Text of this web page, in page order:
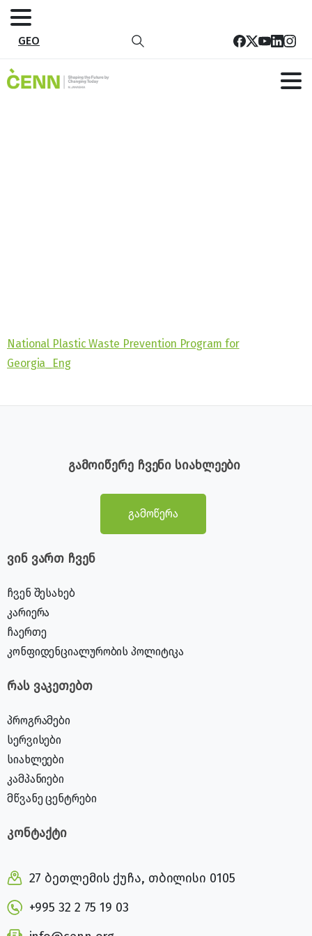
GEO
National Plastic Waste Prevention Program for
Georgia_Eng
გამოიწერე ჩვენი სიახლეები
გამოწერა
ვინ ვართ ჩვენ
ჩვენ შესახებ
კარიერა
ჩაერთე
კონფიდენციალურობის პოლიტიკა
რას ვაკეთებთ
პროგრამები
სერვისები
სიახლეები
კამპანიები
მწვანე ცენტრები
კონტაქტი
27 ბეთლემის ქუჩა, თბილისი 0105
+995 32 2 75 19 03